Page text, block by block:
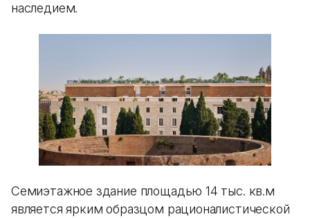
наследием.
Семиэтажное здание площадью 14 тыс. кв.м
является ярким образцом рационалистической